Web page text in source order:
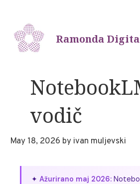
content
Ramonda
vodič
May 18, 2026 by ivan muljevski
✦Ažurirano maj 2026: